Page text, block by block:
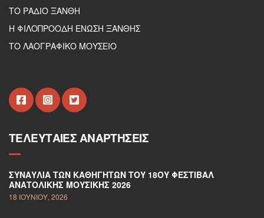
ΤΟ ΡΑΔΙΟ ΞΑΝΘΗ
Η ΦΙΛΟΠΡΟΟΔΗ ΕΝΩΣΗ ΞΑΝΘΗΣ
ΤΟ ΛΑΟΓΡΑΦΙΚΟ ΜΟΥΣΕΙΟ
ΤΕΛΕΥΤΑΊΕΣ ΑΝΑΡΤΉΣΕΙΣ
ΣΥΝΑΥΛΊΑ ΤΩΝ ΚΑΘΗΓΗΤΏΝ ΤΟΥ 18ΟΥ ΦΕΣΤΙΒΆΛ
ΑΝΑΤΟΛΙΚΉΣ ΜΟΥΣΙΚΉΣ 2026
18 ΙΟΥΝΊΟΥ, 2026